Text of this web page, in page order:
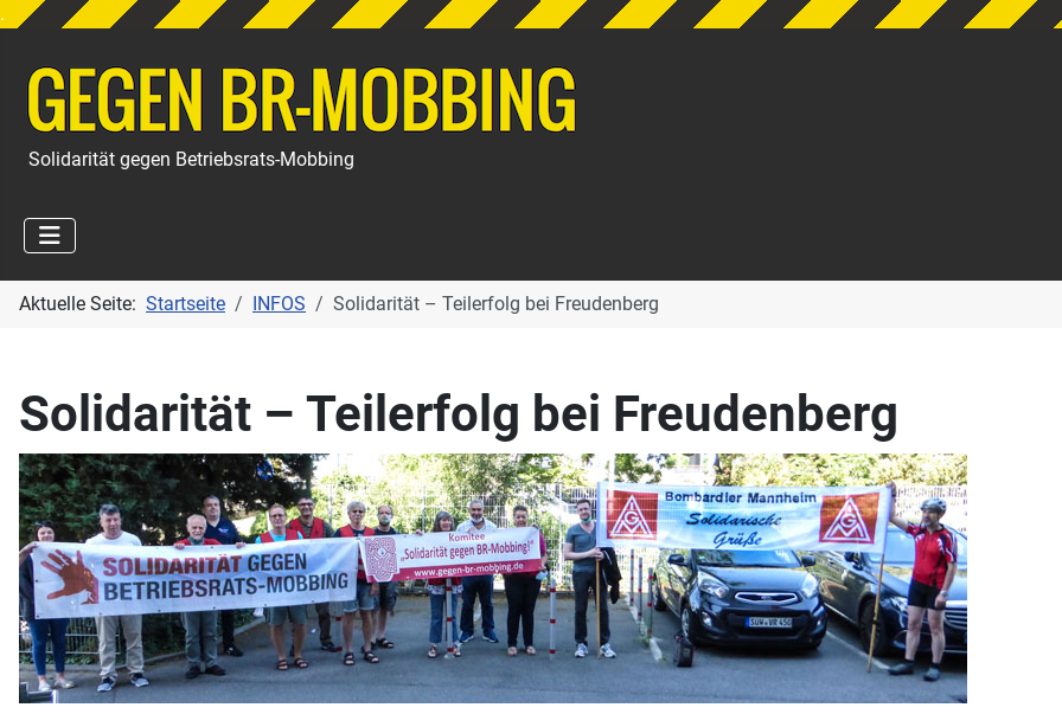
.
Solidarität gegen Betriebsrats-Mobbing
Aktuelle Seite: Startseite INFOS Solidarität – Teilerfolg bei Freudenberg
Solidarität – Teilerfolg bei Freudenberg